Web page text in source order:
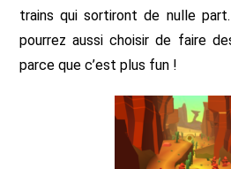
trains qui sortiront de nulle
pourrez aussi choisir de faire
parce que c’est plus fun !